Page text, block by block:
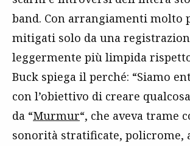
band. Con arrangiamenti molto
mitigati solo da una
leggermente più limpida
Buck spiega il perché: “Siamo
con l’obiettivo di creare
da “Murmur“, che aveva trame
sonorità stratificate, policrome,